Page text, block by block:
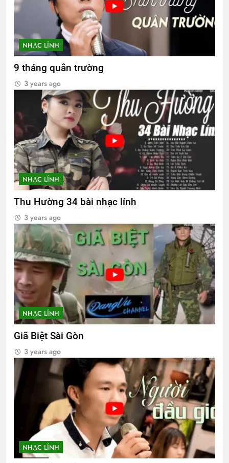
NHẠC LÍNH
9 tháng quân trường
3 years ago
NHẠC LÍNH
Thu Hường 34 bài nhạc lính
3 years ago
NHẠC LÍNH
Giã Biệt Sài Gòn
3 years ago
NHẠC LÍNH